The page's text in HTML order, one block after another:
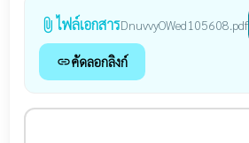
attach_file ไฟล์เอกสารDnuvvyOWed105608.pdf
linkคัดลอกลิงก์